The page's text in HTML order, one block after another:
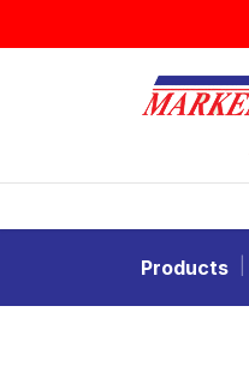
Products